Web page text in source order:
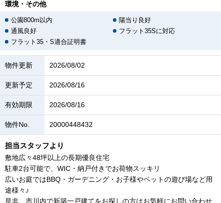
環境・その他
公園800m以内
陽当り良好
通風良好
フラット35Sに対応
フラット35・S適合証明書
物件更新 2026/08/02
更新予定 2026/08/16
有効期限 2026/08/16
物件No. 20000448432
担当スタッフより
敷地広々48坪以上の長期優良住宅
駐車2台可能で、WIC・納戸付きでお荷物スッキリ
広いお庭ではBBQ・ガーデニング・お子様やペットの遊び場など用
途様々♪
是非、市川内で新築一戸建てをお探しの方はお気軽にお問い合わせ